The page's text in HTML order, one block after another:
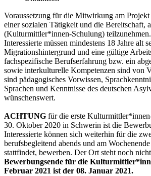
Voraussetzung für die Mitwirkung am Projekt
einer sozialen Tätigkeit und die Bereitschaft,
(Kulturmittler*innen-Schulung) teilzunehmen.
Interessierte müssen mindestens 18 Jahre alt
Migrationshintergrund und eine gültige
fachspezifische Berufserfahrung bzw. ein
sowie interkulturelle Kompetenzen sind von
sind pädagogisches Vorwissen,
Sprachen und Kenntnisse des deutschen
wünschenswert.
ACHTUNG für die erste
30. Oktober 2020 in Schwerin ist die
Interessierte können sich weiterhin für die
berufsbegleitend abends und am
stattfindet, bewerben. Der Ort steht noch
Bewerbungsende für die
Februar 2021 ist der 08. Januar 2021.